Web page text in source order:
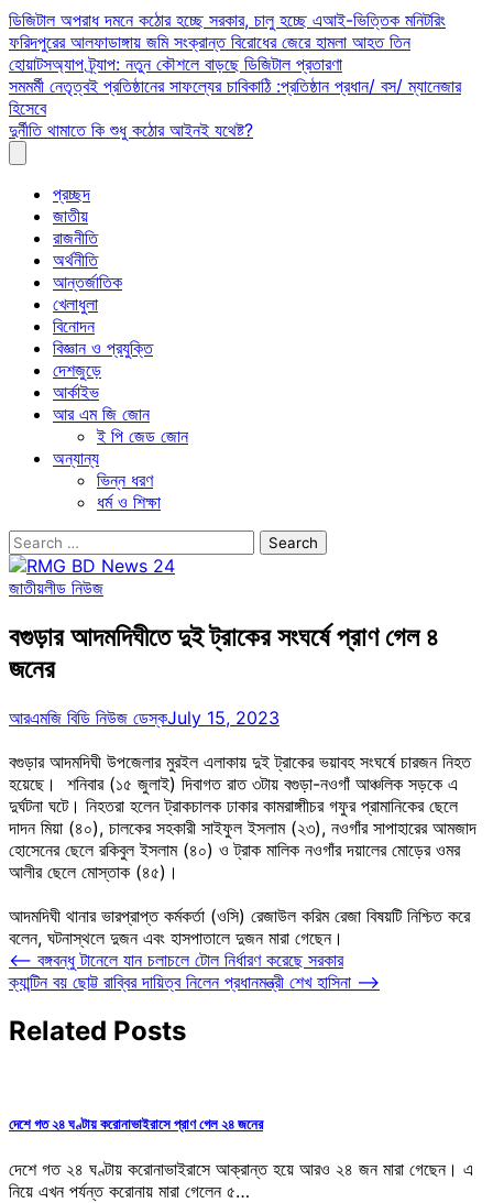
Skip
to
content
ডিজিটাল অপরাধ দমনে কঠোর হচ্ছে সরকার, চালু হচ্ছে এআই-ভিত্তিক মনিটরিং
ফরিদপুরের আলফাডাঙ্গায় জমি সংক্রান্ত বিরোধের জেরে হামলা আহত তিন
হোয়াটসঅ্যাপ ট্র্যাপ: নতুন কৌশলে বাড়ছে ডিজিটাল প্রতারণা
সমমর্মী নেতৃত্বই প্রতিষ্ঠানের সাফল্যের চাবিকাঠি :প্রতিষ্ঠান প্রধান/ বস/ ম্যানেজার
হিসেবে
দুর্নীতি থামাতে কি শুধু কঠোর আইনই যথেষ্ট?
প্রচ্ছদ
জাতীয়
রাজনীতি
অর্থনীতি
আন্তর্জাতিক
খেলাধুলা
বিনোদন
বিজ্ঞান ও প্রযুক্তি
দেশজুড়ে
আর্কাইভ
আর এম জি জোন
ই পি জেড জোন
অন্যান্য
ভিন্ন ধরণ
ধর্ম ও শিক্ষা
Search
for:
জাতীয়লীড নিউজ
বগুড়ার আদমদিঘীতে দুই ট্রাকের সংঘর্ষে প্রাণ গেল ৪
জনের
আরএমজি বিডি নিউজ ডেস্কJuly 15, 2023
বগুড়ার আদমদিঘী উপজেলার মুরইল এলাকায় দুই ট্রাকের ভয়াবহ সংঘর্ষে চারজন নিহত
হয়েছে। শনিবার (১৫ জুলাই) দিবাগত রাত ৩টায় বগুড়া-নওগাঁ আঞ্চলিক সড়কে এ
দুর্ঘটনা ঘটে। নিহতরা হলেন ট্রাকচালক ঢাকার কামরাঙ্গাীচর গফুর প্রামানিকের ছেলে
দাদন মিয়া (৪০), চালকের সহকারী সাইফুল ইসলাম (২৩), নওগাঁর সাপাহারের আমজাদ
হোসেনের ছেলে রকিবুল ইসলাম (৪০) ও ট্রাক মালিক নওগাঁর দয়ালের মোড়ের ওমর
আলীর ছেলে মোস্তাক (৪৫)।
আদমদিঘী থানার ভারপ্রাপ্ত কর্মকর্তা (ওসি) রেজাউল করিম রেজা বিষয়টি নিশ্চিত করে
বলেন, ঘটনাস্থলে দুজন এবং হাসপাতালে দুজন মারা গেছেন।
Post
navigation
⟵ বঙ্গবন্ধু টানেলে যান চলাচলে টোল নির্ধারণ করেছে সরকার
ক্যান্টিন বয় ছোট্ট রাব্বির দায়িত্ব নিলেন প্রধানমন্ত্রী শেখ হাসিনা ⟶
Related Posts
দেশে গত ২৪ ঘণ্টায় করোনাভাইরাসে প্রাণ গেল ২৪ জনের
দেশে গত ২৪ ঘণ্টায় করোনাভাইরাসে আক্রান্ত হয়ে আরও ২৪ জন মারা গেছেন। এ
নিয়ে এখন পর্যন্ত করোনায় মারা গেলেন ৫…